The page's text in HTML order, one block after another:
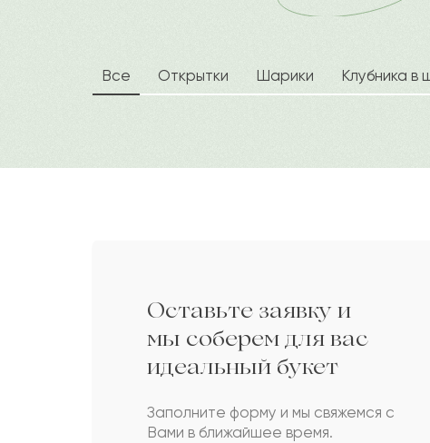
Алмаз
Все Открытки Шарики Клубника в
Оставьте заявку и
мы соберем для вас
идеальный букет
Заполните форму и мы свяжемся с
Вами в ближайшее время.